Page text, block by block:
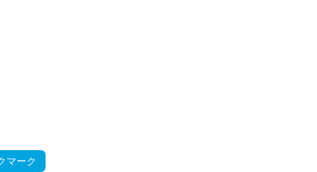
マーク